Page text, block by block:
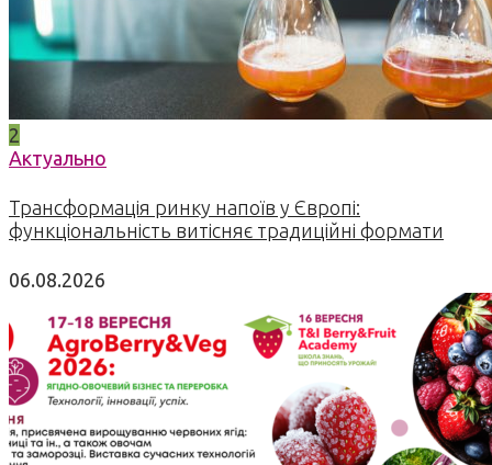
2
Актуально
Трансформація ринку напоїв у Європі:
функціональність витісняє традиційні формати
06.08.2026